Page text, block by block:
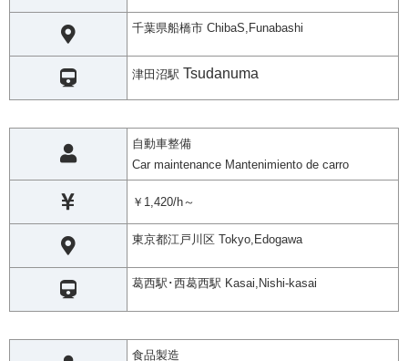
千葉県船橋市 ChibaS,Funabashi
津田沼駅 Tsudanuma
自動車整備
Car maintenance Mantenimiento de carro
￥1,420/h～
東京都江戸川区 Tokyo,Edogawa
葛西駅･西葛西駅 Kasai,Nishi-kasai
食品製造